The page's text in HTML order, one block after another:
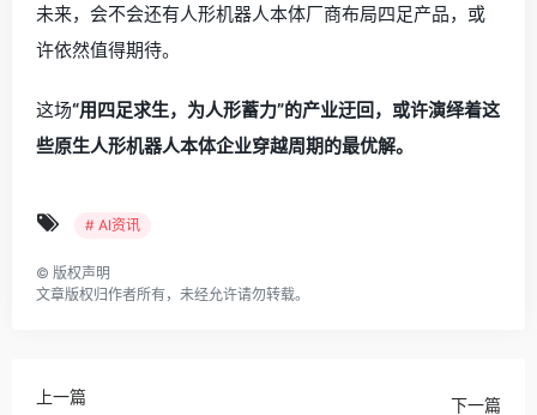
未来，会不会还有人形机器人本体厂商布局四足产品，或
许依然值得期待。
这场“用四足求生，为人形蓄力”的产业迂回，或许演绎着这
些原生人形机器人本体企业穿越周期的最优解。
# AI资讯
© 版权声明
文章版权归作者所有，未经允许请勿转载。
上一篇 下一篇